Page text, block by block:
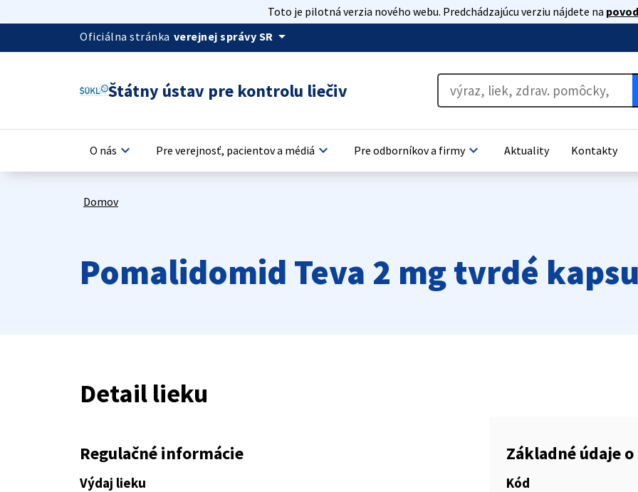
Toto je pilotná verzia nového webu. Predchádzajúcu verziu nájdete na
Oficiálna stránka verejnej správy SR arrow_drop_down
Štátny ústav pre kontrolu liečiv
O nás keyboard_arrow_down Pre verejnosť, pacientov a médiá keyboard_arrow_down Pre odborníkov a firmykeyboard_arrow_down Aktuality Kontakty
Domov
Pomalidomid Teva 2 mg tvrdé
Detail lieku
Regulačné informácie
Výdaj lieku
Základné údaje
Kód